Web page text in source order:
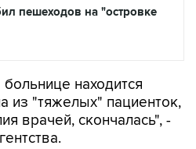
пешеходов на "островке
находится
из "тяжелых" пациенток,
врачей, скончалась", -